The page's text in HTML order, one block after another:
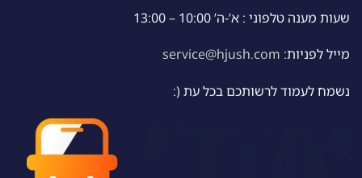
שעות מענה טלפוני : א’-ה’ 10:00 – 13:00
מייל לפניות: service@hjush.com
נשמח לעמוד לרשותכם בכל עת (: